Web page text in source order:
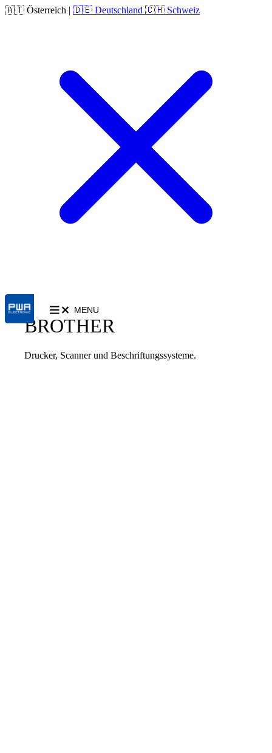
🇦🇹 Österreich | 🇩🇪 Deutschland 🇨🇭 Schweiz
MENU
BROTHER
Drucker, Scanner und Beschriftungssysteme.